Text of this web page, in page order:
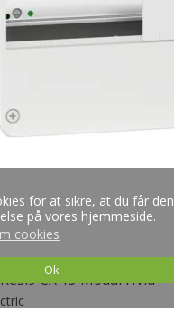
for at sikre, at du får den
på vores hjemmeside.
cookies
Ok
CX 13 Modul Hvid